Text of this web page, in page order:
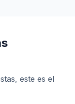
este es el